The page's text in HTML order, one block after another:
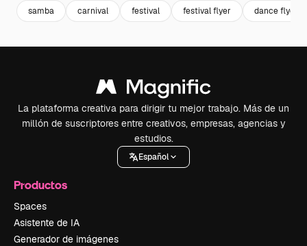
samba carnival festival festival flyer dance flyer
La plataforma creativa para dirigir tu mejor trabajo. Más de un
millón de suscriptores entre creativos, empresas, agencias y
estudios.
Español
Productos
Spaces
Asistente de IA
Generador de imágenes